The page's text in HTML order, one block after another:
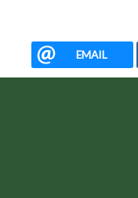
EMAIL